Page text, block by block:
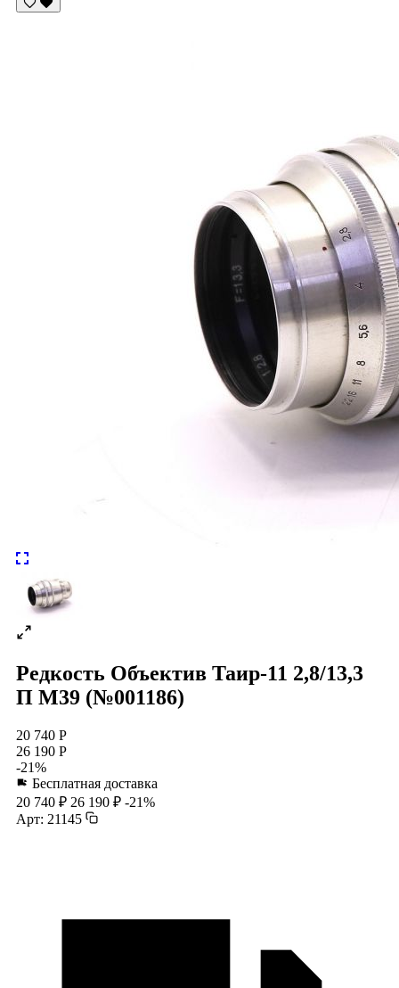
Редкость Объектив Таир-11 2,8/13,3
П М39 (№001186)
20 740 Р
26 190 Р
-21%
Бесплатная доставка
20 740 ₽ 26 190 ₽ -21%
Арт: 21145